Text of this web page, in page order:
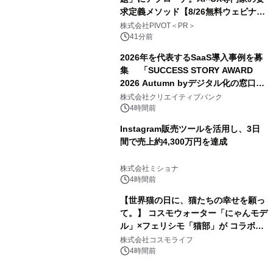
求定義メソッド【8/26無料ウェビナ
ー】株式会社PIVOT
株式会社PIVOT＜PR＞
41分前
2026年を代表するSaaS導入事例を募
集 「SUCCESS STORY AWARD
2026 Autumn byデジタル化の窓口」
開催
株式会社クリエイティブバンク
4時間前
Instagram販売ツールを活用し、3日
間で売上約4,300万円を達成
株式会社ミショナ
4時間前
【世界猫の日に、猫たちの幸せを願っ
て。】 コスモウォーター「にゃんモデ
ル」×フェリシモ「猫部」が コラボキ
ャンペーンを実施
株式会社コスモライフ
4時間前